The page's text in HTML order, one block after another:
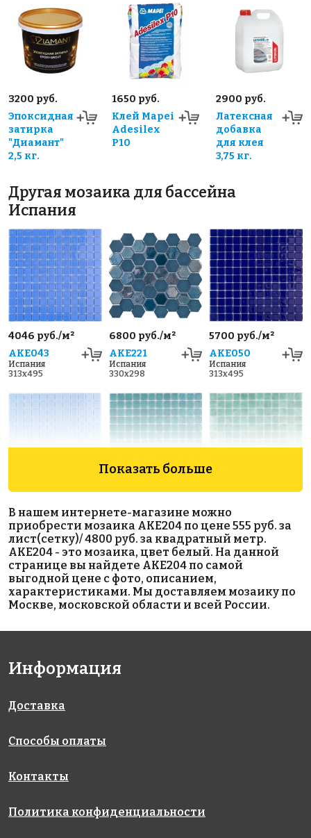
3200 руб.
Эпоксидная
затирка
"Диамант"
2,5 кг.
1650 руб.
Клей Mapei
Adesilex
P10
2900 руб.
Латексная
добавка
для клея
3,75 кг.
Другая мозаика для бассейна
Испания
4046 руб./м²
AKE043
Испания
313x495
6800 руб./м²
AKE221
Испания
330x298
5700 руб./м²
AKE050
Испания
313x495
AKE042
Испания
313x495
AKE002
Испания
313x495
AKE026
Испания
313x495
5593 руб./м²
313x495
3570 руб./м²
Показать больше
В нашем интернете-магазине можно
приобрести мозаика AKE204 по цене 555 руб. за
лист(сетку)/ 4800 руб. за квадратный метр.
AKE204 - это мозаика, цвет белый. На данной
странице вы найдете AKE204 по самой
выгодной цене с фото, описанием,
характеристиками. Мы доставляем мозаику по
Москве, московской области и всей России.
Информация
Доставка
Способы оплаты
Контакты
Политика конфиденциальности